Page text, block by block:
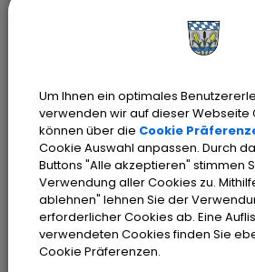
BLUESCATS TRIO FEAT.
Um Ihnen ein optimales
verwenden wir auf dieser Webseite
können über die Cookie
Cookie Auswahl anpassen. Durch
Buttons "Alle akzeptieren" stimmen
Verwendung aller Cookies zu.
ablehnen" lehnen Sie der
erforderlicher Cookies ab. Eine
verwendeten Cookies finden Sie
Cookie Präferenzen.